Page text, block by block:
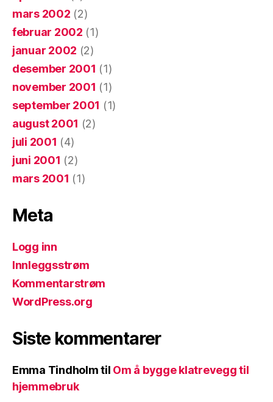
mars 2002 (2)
februar 2002 (1)
januar 2002 (2)
desember 2001 (1)
november 2001 (1)
september 2001 (1)
august 2001 (2)
juli 2001 (4)
juni 2001 (2)
mars 2001 (1)
Meta
Logg inn
Innleggsstrøm
Kommentarstrøm
WordPress.org
Siste kommentarer
Emma Tindholmtil Om å bygge klatrevegg til
hjemmebruk